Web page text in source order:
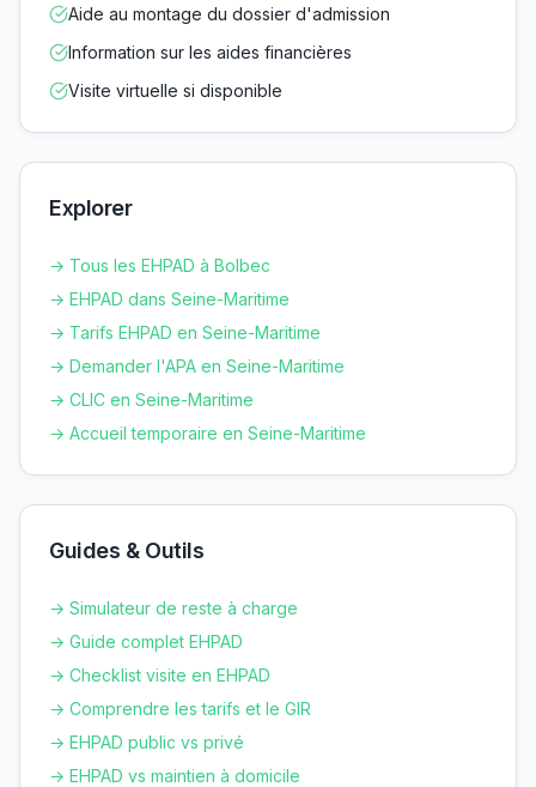
Aide au montage du dossier d'admission
Information sur les aides financières
Visite virtuelle si disponible
Explorer
→ Tous les EHPAD à Bolbec
→ EHPAD dans Seine-Maritime
→ Tarifs EHPAD en Seine-Maritime
→ Demander l'APA en Seine-Maritime
→ CLIC en Seine-Maritime
→ Accueil temporaire en Seine-Maritime
Guides & Outils
→ Simulateur de reste à charge
→ Guide complet EHPAD
→ Checklist visite en EHPAD
→ Comprendre les tarifs et le GIR
→ EHPAD public vs privé
→ EHPAD vs maintien à domicile